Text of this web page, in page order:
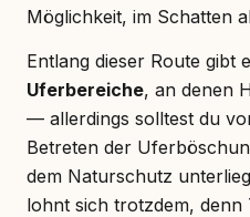
Möglichkeit, im Schatten
Entlang dieser Route gibt
Uferbereiche, an denen
— allerdings solltest du
Betreten der
dem Naturschutz
lohnt sich trotzdem,